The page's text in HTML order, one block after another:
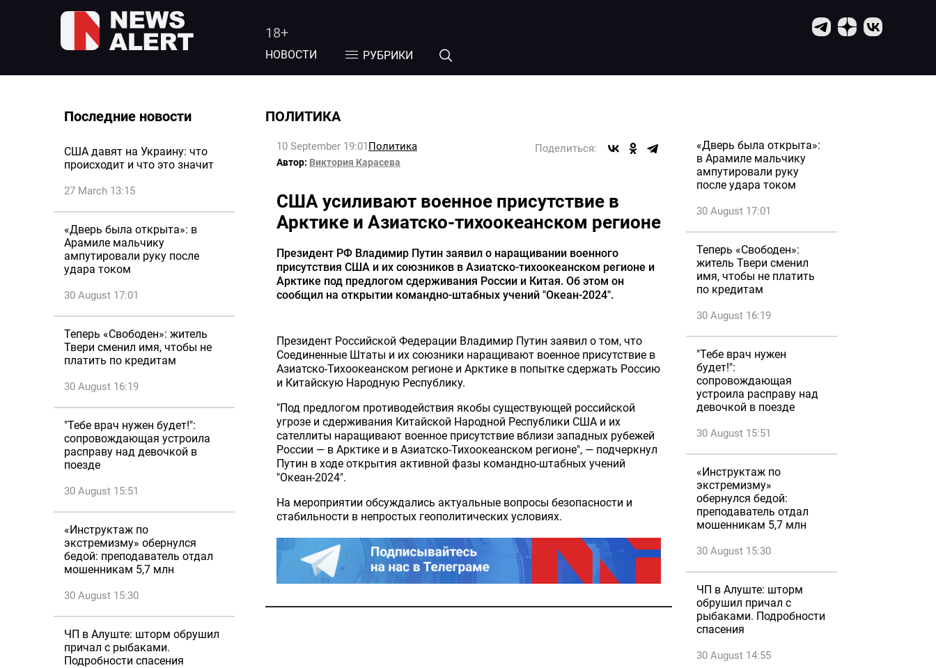
18+
НОВОСТИ РУБРИКИ
Последние новости
США давят на Украину: что
происходит и что это значит
27 March 13:15
«Дверь была открыта»: в
Арамиле мальчику
ампутировали руку после
удара током
30 August 17:01
Теперь «Свободен»: житель
Твери сменил имя, чтобы не
платить по кредитам
30 August 16:19
"Тебе врач нужен будет!":
сопровождающая устроила
расправу над девочкой в
поезде
30 August 15:51
«Инструктаж по
экстремизму» обернулся
бедой: преподаватель отдал
мошенникам 5,7 млн
30 August 15:30
ЧП в Алуште: шторм обрушил
причал с рыбаками.
Подробности спасения
ПОЛИТИКА
10 September 19:01Политика Поделиться:
Автор: Виктория Карасева
США усиливают военное присутствие в
Арктике и Азиатско-тихоокеанском регионе
Президент РФ Владимир Путин заявил о наращивании военного
присутствия США и их союзников в Азиатско-тихоокеанском регионе и
Арктике под предлогом сдерживания России и Китая. Об этом он
сообщил на открытии командно-штабных учений "Океан-2024".
Президент Российской Федерации Владимир Путин заявил о том, что
Соединенные Штаты и их союзники наращивают военное присутствие в
Азиатско-Тихоокеанском регионе и Арктике в попытке сдержать Россию
и Китайскую Народную Республику.
"Под предлогом противодействия якобы существующей российской
угрозе и сдерживания Китайской Народной Республики США и их
сателлиты наращивают военное присутствие вблизи западных рубежей
России — в Арктике и в Азиатско-Тихоокеанском регионе", — подчеркнул
Путин в ходе открытия активной фазы командно-штабных учений
"Океан-2024".
На мероприятии обсуждались актуальные вопросы безопасности и
стабильности в непростых геополитических условиях.
«Дверь была открыта»:
в Арамиле мальчику
ампутировали руку
после удара током
30 August 17:01
Теперь «Свободен»:
житель Твери сменил
имя, чтобы не платить
по кредитам
30 August 16:19
"Тебе врач нужен
будет!":
сопровождающая
устроила расправу над
девочкой в поезде
30 August 15:51
«Инструктаж по
экстремизму»
обернулся бедой:
преподаватель отдал
мошенникам 5,7 млн
30 August 15:30
ЧП в Алуште: шторм
обрушил причал с
рыбаками. Подробности
спасения
30 August 14:55